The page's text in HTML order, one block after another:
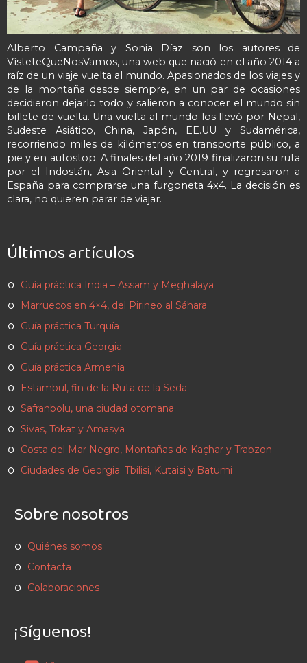
Alberto Campaña y Sonia Díaz son los autores de
VísteteQueNosVamos, una web que nació en el año 2014 a
raíz de un viaje vuelta al mundo. Apasionados de los viajes y
de la montaña desde siempre, en un par de ocasiones
decidieron dejarlo todo y salieron a conocer el mundo sin
billete de vuelta. Una vuelta al mundo los llevó por Nepal,
Sudeste Asiático, China, Japón, EE.UU y Sudamérica,
recorriendo miles de kilómetros en transporte público, a
pie y en autostop. A finales del año 2019 finalizaron su ruta
por el Indostán, Asia Oriental y Central, y regresaron a
España para comprarse una furgoneta 4x4. La decisión es
clara, no quieren parar de viajar.
Últimos artículos
Guía práctica India – Assam y Meghalaya
Marruecos en 4×4, del Pirineo al Sáhara
Guía práctica Turquía
Guía práctica Georgia
Guía práctica Armenia
Estambul, fin de la Ruta de la Seda
Safranbolu, una ciudad otomana
Sivas, Tokat y Amasya
Costa del Mar Negro, Montañas de Kaçhar y Trabzon
Ciudades de Georgia: Tbilisi, Kutaisi y Batumi
Sobre nosotros
Quiénes somos
Contacta
Colaboraciones
¡Síguenos!